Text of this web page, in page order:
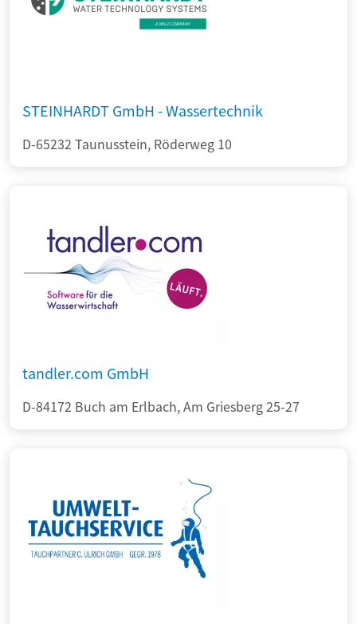
STEINHARDT GmbH - Wassertechnik
D-65232 Taunusstein, Röderweg 10
tandler.com GmbH
D-84172 Buch am Erlbach, Am Griesberg 25-27